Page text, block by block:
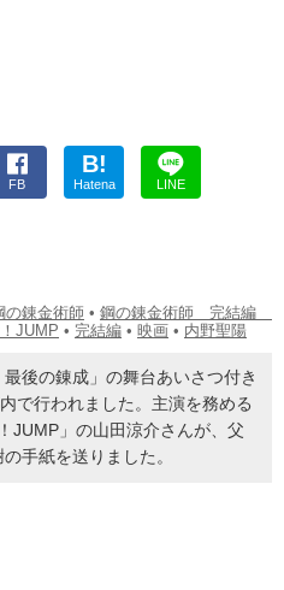
FB
B!
Hatena LINE
の錬金術師 • 鋼の錬金術師 完結編
JUMP • 完結編 • 映画 • 内野聖陽
の錬成」の舞台あいさつ付き
で行われました。主演を務める
JUMP」の山田涼介さんが、父
手紙を送りました。